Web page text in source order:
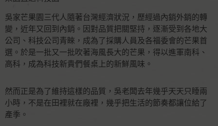
吳家芒果園三代人隨著台灣經濟狀況，歷經過內銷外銷的轉
變，近年又回到內銷。因對品質把關堅持，逐漸受到各地大
公司、科技公司青睞，成為了採購人員及各福委會的芒果首
選。於是一批又一批吹著海風長大的芒果，得以進軍南科、
高科，成為科技新貴們餐桌上的新鮮風味。
然而正是為了維持這樣的品質，吳老闆去年幾乎天天只睡兩
小時，不是在田裡就在廠裡，幾乎把生活的節奏都讓位給了
產季。